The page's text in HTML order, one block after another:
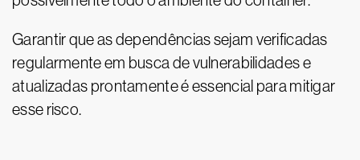
Garantir que as dependências sejam verificadas
regularmente em busca de vulnerabilidades e
atualizadas prontamente é essencial para mitigar
esse risco.